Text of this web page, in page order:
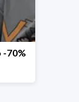
-70%